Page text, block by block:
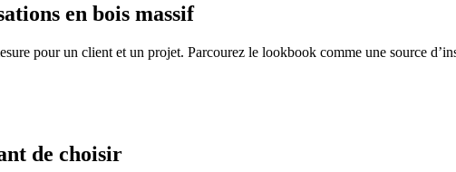
en bois massif
pour un client et un projet. Parcourez le lookbook comme une source
de choisir